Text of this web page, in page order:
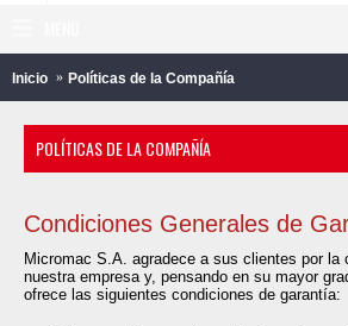
Inicio Políticas de la Compañía
POLÍTICAS DE LA COMPAÑÍA
Condiciones Generales de
Micromac S.A. agradece a sus clientes por la
nuestra empresa y, pensando en su mayor
ofrece las siguientes condiciones de garantía: